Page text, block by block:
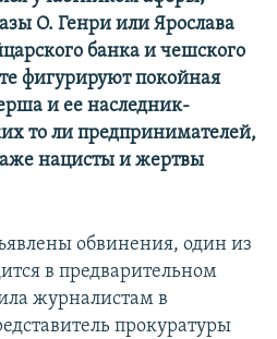
О. Генри или Ярослава
банка и чешского
фигурируют покойная
и ее наследник-
то ли предпринимателей,
нацисты и жертвы
обвинения, один из
в предварительном
журналистам в
прокуратуры